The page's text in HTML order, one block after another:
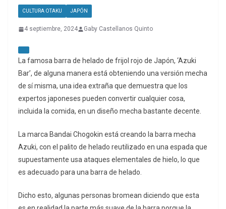
CULTURA OTAKU JAPÓN
4 septiembre, 2024 Gaby Castellanos Quinto
La famosa barra de helado de frijol rojo de Japón, ‘Azuki
Bar’, de alguna manera está obteniendo una versión mecha
de sí misma, una idea extraña que demuestra que los
expertos japoneses pueden convertir cualquier cosa,
incluida la comida, en un diseño mecha bastante decente.
La marca Bandai Chogokin está creando la barra mecha
Azuki, con el palito de helado reutilizado en una espada que
supuestamente usa ataques elementales de hielo, lo que
es adecuado para una barra de helado.
Dicho esto, algunas personas bromean diciendo que esta